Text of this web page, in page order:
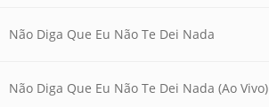
Não Diga Que Eu Não Te Dei Nada
Não Diga Que Eu Não Te Dei Nada (Ao Vivo)